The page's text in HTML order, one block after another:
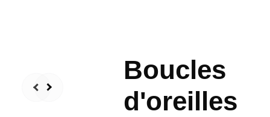
Boucles
d'oreilles